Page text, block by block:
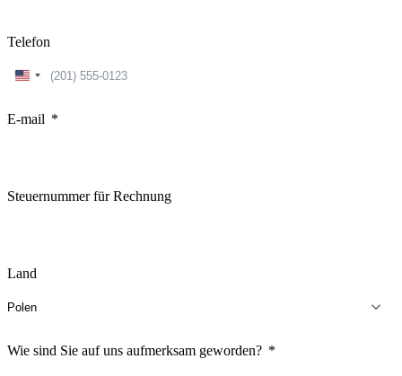
Telefon
United
E-mail
Steuernummer für Rechnung
Land
Wie sind Sie auf uns aufmerksam geworden?